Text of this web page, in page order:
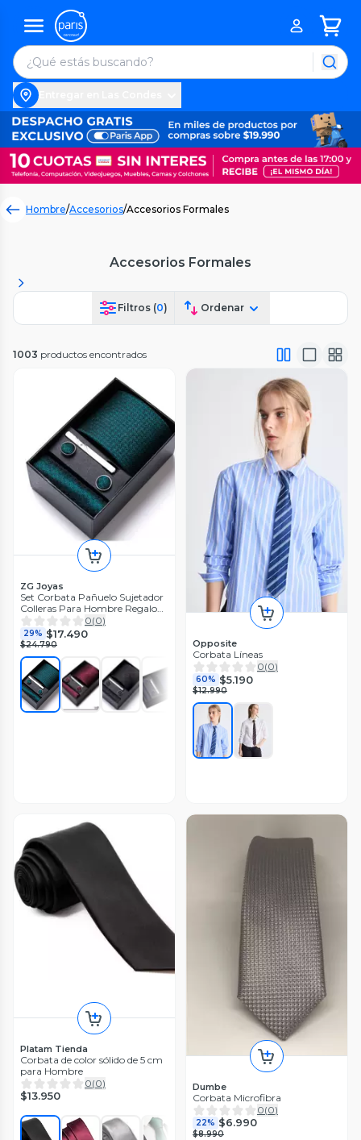
Hombre/Accesorios/Accesorios Formales
Accesorios Formales
Filtros (0) Ordenar
1003 productos encontrados
ZG Joyas
Set Corbata Pañuelo Sujetador
Colleras Para Hombre Regalo
Padres
0(0)
29% $17.490
$24.790 Opposite
Corbata Líneas
0(0)
60% $5.190
$12.990
Platam Tienda
Corbata de color sólido de 5 cm
para Hombre
0(0)
$13.950
Dumbe
Corbata Microfibra
0(0)
22% $6.990
$8.990